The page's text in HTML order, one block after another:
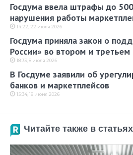
Госдума ввела штрафы до
нарушения работы
14:22, 22 июля 2026
Госдума приняла закон о
России» во втором и третьем
18:33, 8 июля 2026
В Госдуме заявили об
банков и маркетплейсов
15:34, 18 июня 2026
Читайте также в